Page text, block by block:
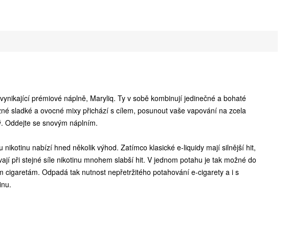
prémiové náplně, Maryliq. Ty v sobě kombinují jedinečné a bohaté
sladké a ovocné mixy přichází s cílem, posunout vaše vapování na zcela
Oddejte se snovým náplním.
nabízí hned několik výhod. Zatímco klasické e-liquidy mají silnější hit,
při stejné síle nikotinu mnohem slabší hit. V jednom potahu je tak možné do
Odpadá tak nutnost nepřetržitého potahování e-cigarety a i s